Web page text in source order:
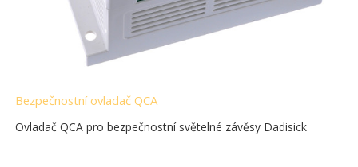
Bezpečnostní ovladač QCA
Ovladač QCA pro bezpečnostní světelné závěsy Dadisick